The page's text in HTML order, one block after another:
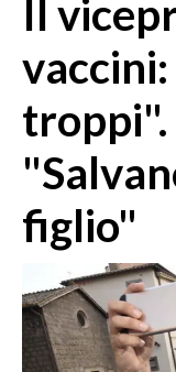
MEDIO CAMPIDANO
ORISTANO E
SASSARI E PROVINCIA
GALLURA
NUORO E PROVINCIA
OGLIASTRA
AGENDA
ITALIA
MONDO
Il
figlio"